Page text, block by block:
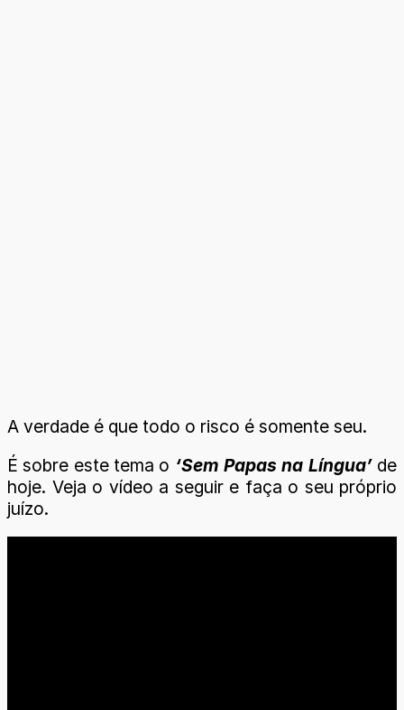
A verdade é que todo o risco é somente seu.
É sobre este tema o ‘Sem Papas na Língua’de
hoje. Veja o vídeo a seguir e faça o seu próprio
juízo.